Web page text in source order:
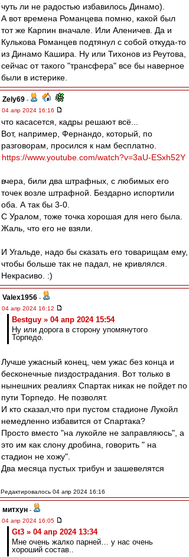
чуть ли не радостью избавилось Динамо).
А вот времена Романцева помню, какой был
тот же Карпин вначале. Или Аленичев. Да и
Кулькова Романцев подтянул с собой откуда-то
из Динамо Кашира. Ну или Тихонов из Реутова,
сейчас от такого "трансфера" все бы наверное
были в истерике.
Zely69 -
04 апр 2024 16:16
что касасется, кадры решают всё...
Вот, например, Фернандо, который, по
разговорам, просился к нам бесплатно.
https://www.youtube.com/watch?v=3aU-ESxh52Y
вчера, били два штрафных, с любимых его
точек возле штрафной. Бездарно испортили
оба. А так бы 3-0.
С Уралом, тоже точка хорошая для него была.
Жаль, что его не взяли.
И Угальде, надо бы сказать его товарищам ему,
чтобы больше так не падал, не кривлялся.
Некрасиво. :)
Valex1956 -
04 апр 2024 16:12
Bestguy » 04 апр 2024 15:54
Ну или дорога в сторону упомянутого
Торпедо.
Лучше ужасный конец, чем ужас без конца и
бесконечные пиздострадания. Вот только в
нынешних реалиях Спартак никак не пойдет по
пути Торпедо. Не позволят.
И кто сказал,что при пустом стадионе Лукойл
немедленно избавится от Спартака?
Просто вместо "на лукойле не заправляюсь", а
это им как слону дробина, говорить " на
стадион не хожу".
Два месяца пустых трибун и зашевелятся
Редактировалось 04 апр 2024 16:16
митхун -
04 апр 2024 16:05
Gt3 » 04 апр 2024 13:34
Мне очень жалко парней… у нас очень
хороший состав..